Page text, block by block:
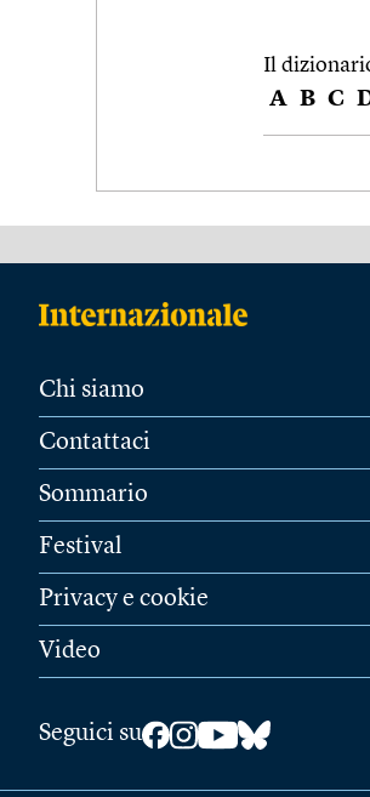
Il
A B C
Chi siamo
Contattaci
Sommario
Festival
Privacy e cookie
Video
Seguici su